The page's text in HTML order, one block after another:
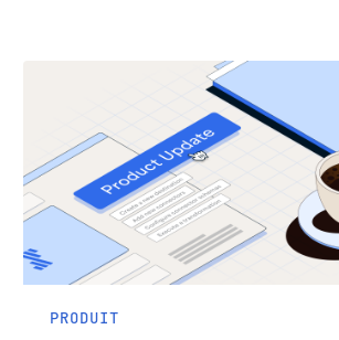
PRODUIT